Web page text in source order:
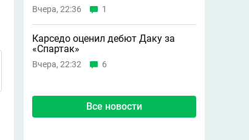
Вчера, 22:36 1
Карседо оценил дебют Даку за
«Спартак»
Вчера, 22:32 6
Все новости